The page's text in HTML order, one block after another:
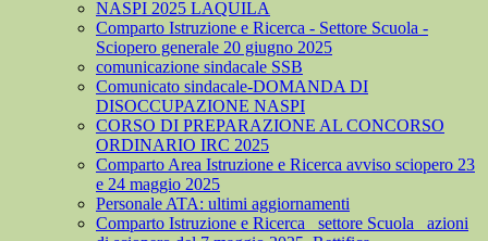
NASPI 2025 LAQUILA
Comparto Istruzione e Ricerca - Settore Scuola -
Sciopero generale 20 giugno 2025
comunicazione sindacale SSB
Comunicato sindacale-DOMANDA DI
DISOCCUPAZIONE NASPI
CORSO DI PREPARAZIONE AL CONCORSO
ORDINARIO IRC 2025
Comparto Area Istruzione e Ricerca avviso sciopero 23
e 24 maggio 2025
Personale ATA: ultimi aggiornamenti
Comparto Istruzione e Ricerca_ settore Scuola_ azioni